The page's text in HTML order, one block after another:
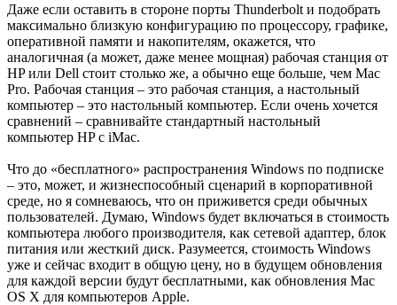
Даже если оставить в стороне порты Thunderbolt и подобрать
максимально близкую конфигурацию по процессору, графике,
оперативной памяти и накопителям, окажется, что
аналогичная (а может, даже менее мощная) рабочая станция от
HP или Dell стоит столько же, а обычно еще больше, чем Mac
Pro. Рабочая станция – это рабочая станция, а настольный
компьютер – это настольный компьютер. Если очень хочется
сравнений – сравнивайте стандартный настольный
компьютер HP с iMac.
Что до «бесплатного» распространения Windows по подписке
– это, может, и жизнеспособный сценарий в корпоративной
среде, но я сомневаюсь, что он приживется среди обычных
пользователей. Думаю, Windows будет включаться в стоимость
компьютера любого производителя, как сетевой адаптер, блок
питания или жесткий диск. Разумеется, стоимость Windows
уже и сейчас входит в общую цену, но в будущем обновления
для каждой версии будут бесплатными, как обновления Mac
OS X для компьютеров Apple.